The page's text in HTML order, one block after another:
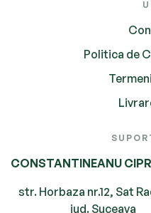
Politica de
CONSTANTINEANU
str. Horbaza nr.12, Sat
jud. Suceava